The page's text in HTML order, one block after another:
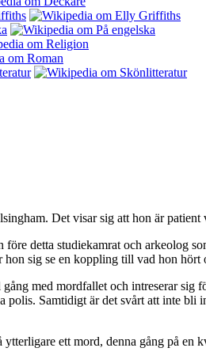
Det visar sig att hon är
detta studiekamrat och arkeolog
sig se en koppling till vad hon hört
med mordfallet och intreserar
Samtidigt är det svårt att inte
ett mord, denna gång på